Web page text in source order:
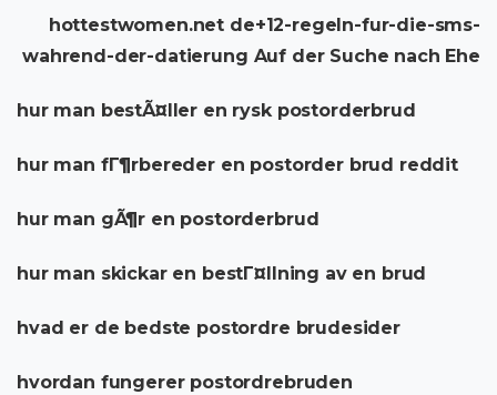
hottestwomen.net de+12-regeln-fur-die-sms-
wahrend-der-datierung Auf der Suche nach Ehe
hur man bestÃ¤ller en rysk postorderbrud
hur man fГ¶rbereder en postorder brud reddit
hur man gÃ¶r en postorderbrud
hur man skickar en bestГ¤llning av en brud
hvad er de bedste postordre brudesider
hvordan fungerer postordrebruden